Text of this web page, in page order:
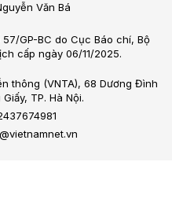
Văn Bá
GP-BC do Cục Báo chí, Bộ
cấp ngày 06/11/2025.
thông (VNTA), 68 Dương Đình
TP. Hà Nội.